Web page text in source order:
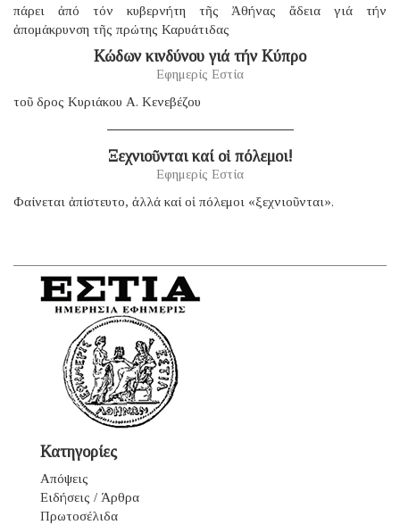
πάρει ἀπό τόν κυβερνήτη τῆς Ἀθήνας ἄδεια γιά τήν
ἀπομάκρυνση τῆς πρώτης Καρυάτιδας
Κώδων κινδύνου γιά τήν Κύπρο
Εφημερίς Εστία
τοῦ δρος Κυριάκου Α. Κενεβέζου
Ξεχνιοῦνται καί οἱ πόλεμοι!
Εφημερίς Εστία
Φαίνεται ἀπίστευτο, ἀλλά καί οἱ πόλεμοι «ξεχνιοῦνται».
Κατηγορίες
Απόψεις
Ειδήσεις / Άρθρα
Πρωτοσέλιδα